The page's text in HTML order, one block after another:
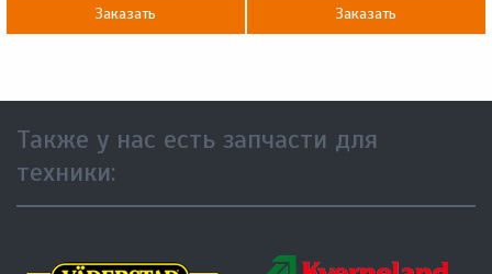
Заказать
Заказать
Также у нас есть запчасти для
техники: